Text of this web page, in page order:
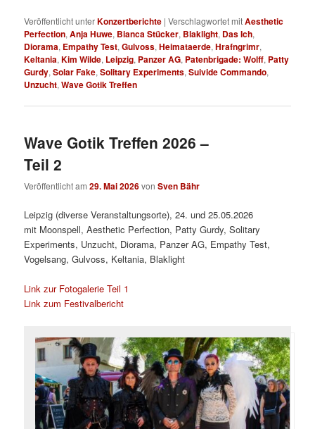
Veröffentlicht unterKonzertberichte |Verschlagwortet mitAesthetic
Perfection,Anja Huwe, Bianca Stücker, Blaklight, Das Ich,
Diorama, Empathy Test,Gulvoss,Heimataerde,Hrafngrimr,
Keltania,Kim Wilde, Leipzig, Panzer AG, Patenbrigade: Wolff, Patty
Gurdy,Solar Fake,Solitary Experiments,Suivide Commando,
Unzucht,Wave Gotik Treffen
Wave Gotik Treffen 2026 –
Teil 2
Veröffentlicht am29. Mai 2026vonSven Bähr
Leipzig (diverse Veranstaltungsorte), 24. und 25.05.2026
mit Moonspell, Aesthetic Perfection, Patty Gurdy, Solitary
Experiments, Unzucht, Diorama, Panzer AG, Empathy Test,
Vogelsang, Gulvoss, Keltania, Blaklight
Link zur Fotogalerie Teil 1
Link zum Festivalbericht